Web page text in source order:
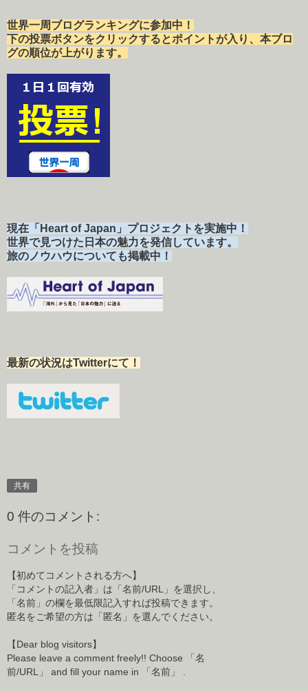
世界一周ブログランキングに参加中！
下の投票ボタンをクリックするとポイントが入り、本ブロ
グの順位が上がります。
現在「Heart of Japan」プロジェクトを実施中！
世界で見つけた日本の魅力を発信しています。
旅のノウハウについても掲載中！
最新の状況はTwitterにて！
共有
0 件のコメント:
コメントを投稿
【初めてコメントされる方へ】
「コメントの記入者」は「名前/URL」を選択し、
「名前」の欄を最低限記入すれば投稿できます。
匿名をご希望の方は「匿名」を選んでください。
【Dear blog visitors】
Please leave a comment freely!! Choose 「名
前/URL」 and fill your name in 「名前」 .